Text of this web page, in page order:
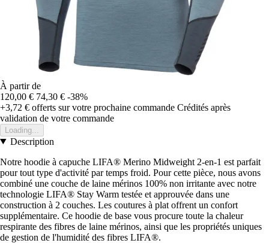
À partir de
120,00 € 74,30 € -38%
+3,72 € offerts sur votre prochaine commande Crédités après
validation de votre commande
Loading...
Description
Notre hoodie à capuche LIFA® Merino Midweight 2-en-1 est parfait
pour tout type d'activité par temps froid. Pour cette pièce, nous avons
combiné une couche de laine mérinos 100% non irritante avec notre
technologie LIFA® Stay Warm testée et approuvée dans une
construction à 2 couches. Les coutures à plat offrent un confort
supplémentaire. Ce hoodie de base vous procure toute la chaleur
respirante des fibres de laine mérinos, ainsi que les propriétés uniques
de gestion de l'humidité des fibres LIFA®.